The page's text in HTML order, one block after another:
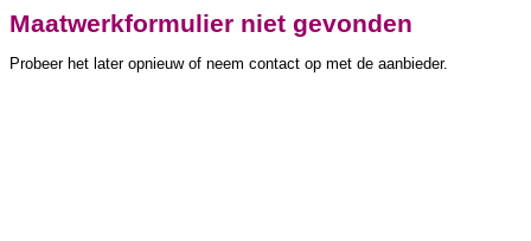
Maatwerkformulier niet gevonden
Probeer het later opnieuw of neem contact op met de aanbieder.